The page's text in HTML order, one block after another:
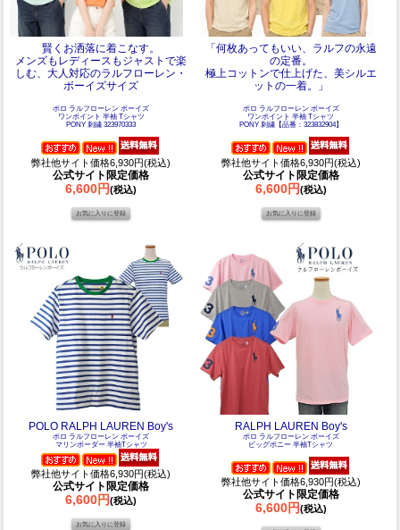
賢くお洒落に着こなす。
メンズもレディースもジャストで楽
しむ、大人対応のラルフローレン・
ボーイズサイズ
ポロ ラルフローレン ボーイズ
ワンポイント 半袖 Tシャツ
PONY 刺繍 323970333
弊社他サイト価格6,930円(税込)
公式サイト限定価格
6,600円(税込)
「何枚あってもいい、ラルフの永遠
の定番。
極上コットンで仕上げた、美シルエ
ットの一着。」
ポロ ラルフローレン ボーイズ
ワンポイント 半袖 Tシャツ
PONY 刺繍【品番：323832904】
弊社他サイト価格6,930円(税込)
公式サイト限定価格
6,600円(税込)
POLO RALPH LAUREN Boy's
ポロ ラルフローレン ボーイズ
マリンボーダー 半袖Tシャツ
弊社他サイト価格6,930円(税込)
公式サイト限定価格
6,600円(税込)
RALPH LAUREN Boy's
ポロ ラルフローレン ボーイズ
ビッグポニー 半袖Tシャツ
弊社他サイト価格6,930円(税込)
公式サイト限定価格
6,600円(税込)